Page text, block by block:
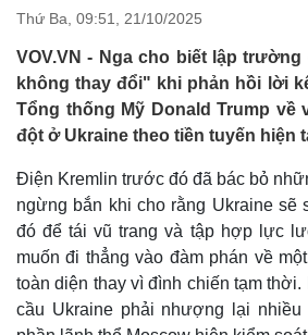
Thứ Ba, 09:51, 21/10/2025
VOV.VN - Nga cho biết lập
không thay đổi" khi phản hồi lời
Tổng thống Mỹ Donald Trump về
đột ở Ukraine theo tiền tuyến hiện
Điện Kremlin trước đó đã bác bỏ
ngừng bắn khi cho rằng Ukraine sẽ
đó để tái vũ trang và tập hợp lực
muốn đi thẳng vào đàm phán về
toàn diện thay vì đình chiến tạm
cầu Ukraine phải nhượng lại